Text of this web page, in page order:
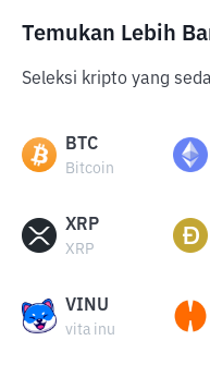
Temukan Lebih
Seleksi kripto yang
BTC
Bitcoin
XRP
XRP
VINU
vita inu